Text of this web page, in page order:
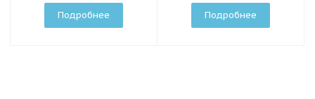
Подробнее Подробнее